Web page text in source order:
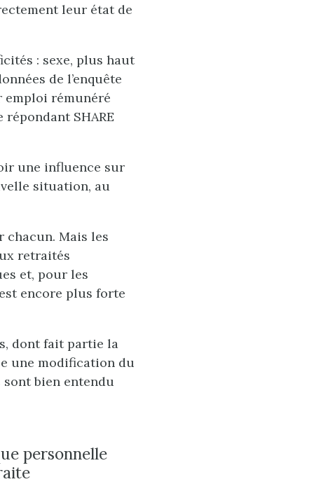
leur état de
: sexe, plus haut
de l’enquête
rémunéré
SHARE
une influence sur
situation, au
chacun. Mais les
retraités
et, pour les
encore plus forte
dont fait partie la
une modification du
bien entendu
personnelle